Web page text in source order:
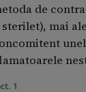
de
mai
1